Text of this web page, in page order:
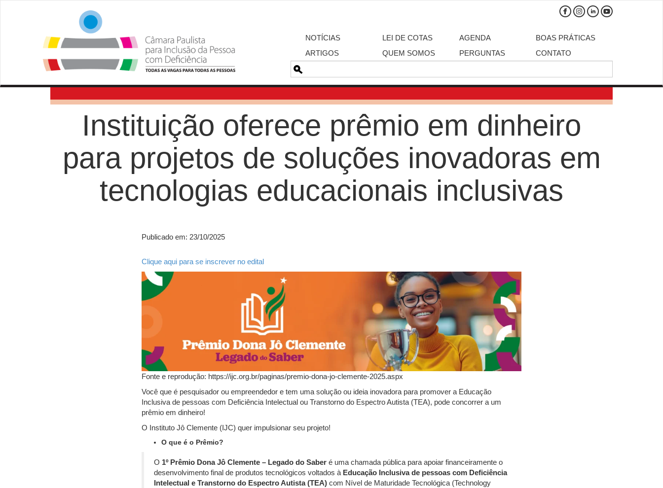
NOTÍCIAS LEI DE COTAS AGENDA
BOAS PRÁTICAS
ARTIGOS
QUEM SOMOS PERGUNTAS CONTATO
Pesquisa
Instituição oferece prêmio em dinheiro
para projetos de soluções inovadoras em
tecnologias educacionais inclusivas
Publicado em: 23/10/2025
Clique aqui para se inscrever no edital
Fonte e reprodução: https://ijc.org.br/paginas/premio-dona-jo-clemente-2025.aspx
Você que é pesquisador ou empreendedor e tem uma solução ou ideia inovadora para promover a Educação
Inclusiva de pessoas com Deficiência Intelectual ou Transtorno do Espectro Autista (TEA), pode concorrer a um
prêmio em dinheiro!
O Instituto Jô Clemente (IJC) quer impulsionar seu projeto!
O que é o Prêmio?
O 1º Prêmio Dona Jô Clemente – Legado do Saber é uma chamada pública para apoiar financeiramente o
desenvolvimento final de produtos tecnológicos voltados à Educação Inclusiva de pessoas com Deficiência
Intelectual e Transtorno do Espectro Autista (TEA) com Nível de Maturidade Tecnológica (Technology